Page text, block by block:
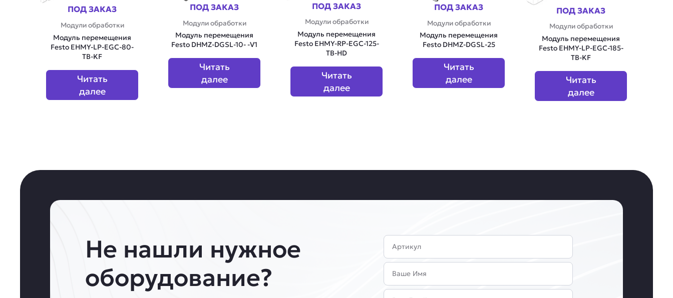
ПОД ЗАКАЗ
Модули обработки
Модуль перемещения
Festo EHMY-LP-EGC-80-
TB-KF
Читать
далее
ПОД ЗАКАЗ
Модули обработки
Модуль перемещения
Festo DHMZ-DGSL-10- -V1
Читать
далее
ПОД ЗАКАЗ
Модули обработки
Модуль перемещения
Festo EHMY-RP-EGC-125-
TB-HD
Читать
далее
ПОД ЗАКАЗ
Модули обработки
Модуль перемещения
Festo DHMZ-DGSL-25
Читать
далее
ПОД ЗАКАЗ
Модули обработки
Модуль перемещения
Festo EHMY-LP-EGC-185-
TB-KF
Читать
далее
Не нашли нужное
оборудование?
Артикул
Имя
Email